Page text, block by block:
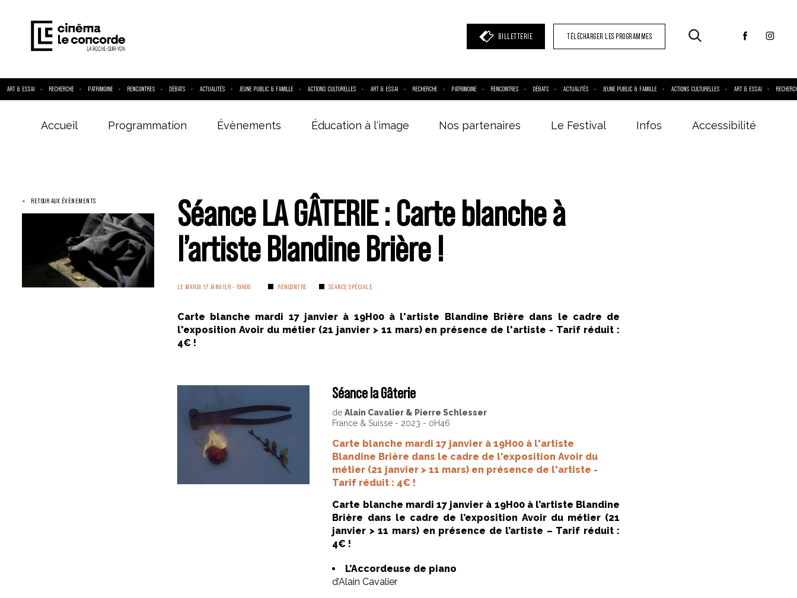
BILLETTERIE TÉLÉCHARGER LES PROGRAMMES
ART & ESSAI RECHERCHE PATRIMOINE RENCONTRES DÉBATS ACTUALITÉS JEUNE PUBLIC & FAMILLE ACTIONS CULTURELLES ART & ESSAI RECHERCHE PATRIMOINE RENCONTRES DÉBATS ACTUALITÉS JEUNE PUBLIC & FAMILLE ACTIONS CULTURELLES ART & ESSAI
Accueil Programmation Évènements Éducation à l'image Nos partenaires Le Festival Infos Accessibilité
RETOUR AUX ÉVÈNEMENTS
Séance LA GÂTERIE : Carte blanche à
l’artiste Blandine Brière !
LE MARDI 17 JANVIER - 19H00 RENCONTRE SÉANCE SPÉCIALE
Carte blanche mardi 17 janvier à 19H00 à l'artiste Blandine Brière dans le cadre de
l'exposition Avoir du métier (21 janvier > 11 mars) en présence de l'artiste - Tarif réduit :
4€ !
Séance la Gâterie
deAlain Cavalier & Pierre Schlesser
France & Suisse - 2023 - 0H46
Carte blanche mardi 17 janvier à 19H00 à l'artiste
Blandine Brière dans le cadre de l'exposition Avoir du
métier (21 janvier > 11 mars) en présence de l'artiste -
Tarif réduit : 4€ !
Carte blanche mardi 17 janvier à 19H00 à l’artiste Blandine
Brière dans le cadre de l’exposition Avoir du métier (21
janvier > 11 mars) en présence de l’artiste – Tarif réduit :
4€ !
L’Accordeuse de piano
d’Alain Cavalier